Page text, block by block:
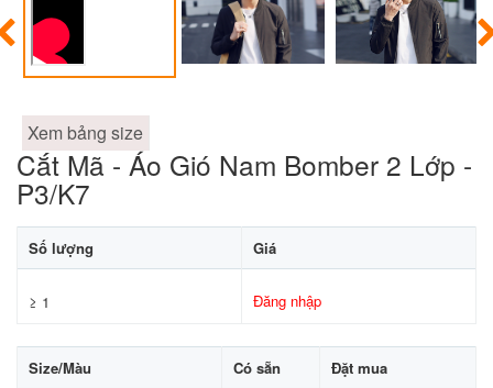
Xem bảng size
Cắt Mã - Áo Gió Nam Bomber 2 Lớp -
P3/K7
Số lượng Giá
≥ 1 Đăng nhập
Size/Màu Có sẵn Đặt mua